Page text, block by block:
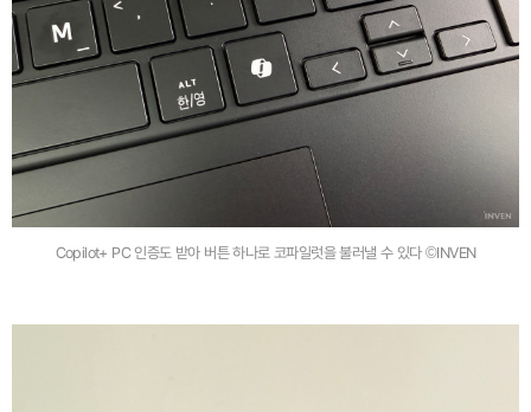
Copilot+ PC 인증도 받아 버튼 하나로 코파일럿을 불러낼 수 있다 ©INVEN